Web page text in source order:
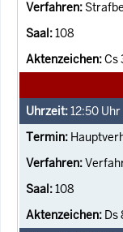
108
Cs
12:50 Uhr
108
Ds